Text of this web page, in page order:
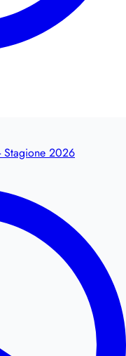
Stagione 2026